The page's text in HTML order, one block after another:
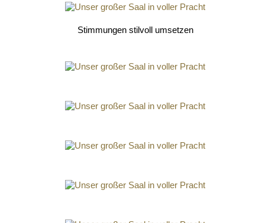
Stimmungen stilvoll umsetzen